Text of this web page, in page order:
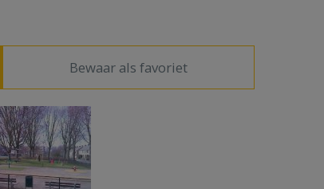
Bewaar als favoriet